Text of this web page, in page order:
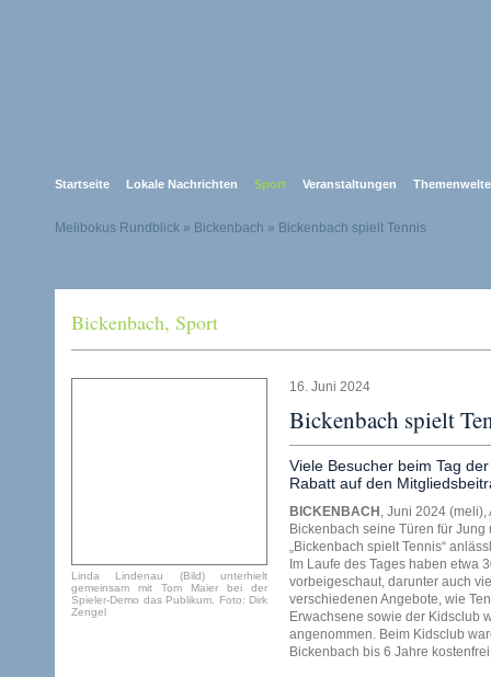
Startseite Lokale Nachrichten Sport Veranstaltungen
Melibokus Rundblick » Bickenbach » Bickenbach spielt Tennis
Bickenbach, Sport
Linda Lindenau (Bild) unterhielt
gemeinsam mit Tom Maier bei der
Spieler-Demo das Publikum. Foto: Dirk
Zengel
16. Juni 2024
Bickenbach spielt
Viele Besucher beim Tag
Rabatt auf den
BICKENBACH , Juni 2024
Bickenbach seine Türen für
„Bickenbach spielt Tennis“
Im Laufe des Tages haben etwa
vorbeigeschaut, darunter auch
verschiedenen Angebote, wie
Erwachsene sowie der Kidsclub
angenommen. Beim Kidsclub
Bickenbach bis 6 Jahre